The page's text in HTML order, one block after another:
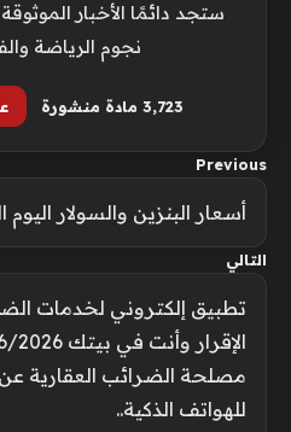
ستجد دائمًا الأخبار
نجوم الرياضة
3٬723 مادة منشورة
Previous
أسعار البنزين والسولار اليوم الثلاثاء 16
التالي
تطبيق إلكتروني لخدمات
مصلحة الضرائب العقارية
للهواتف الذكية..